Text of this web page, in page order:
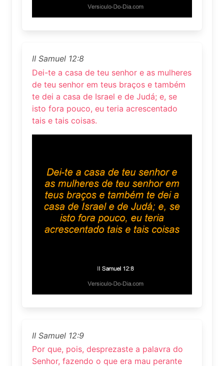
II Samuel 12:8
Dei-te a casa de teu senhor e as mulheres
de teu senhor em teus braços e também
te dei a casa de Israel e de Judá; e, se
isto fora pouco, eu teria acrescentado
tais e tais coisas.
II Samuel 12:9
Por que, pois, desprezaste a palavra do
Senhor, fazendo o que era mau perante